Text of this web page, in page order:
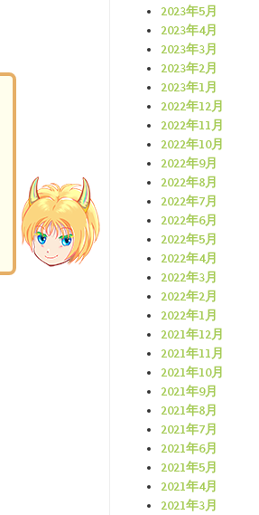
2023年5月
2023年4月
2023年3月
2023年2月
2023年1月
2022年12月
2022年11月
2022年10月
2022年9月
2022年8月
2022年7月
2022年6月
2022年5月
2022年4月
2022年3月
2022年2月
2022年1月
2021年12月
2021年11月
2021年10月
2021年9月
2021年8月
2021年7月
2021年6月
2021年5月
2021年4月
2021年3月